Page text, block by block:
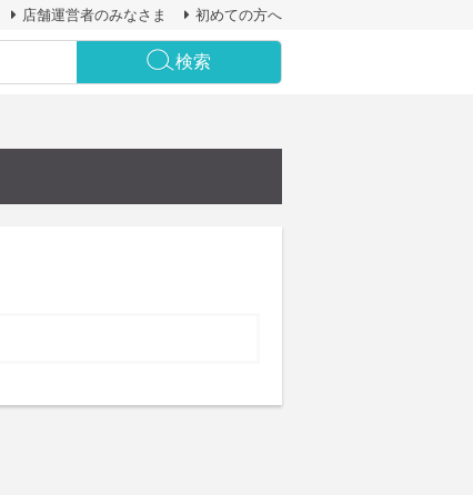
店舗運営者のみなさま 初めての方へ
検索